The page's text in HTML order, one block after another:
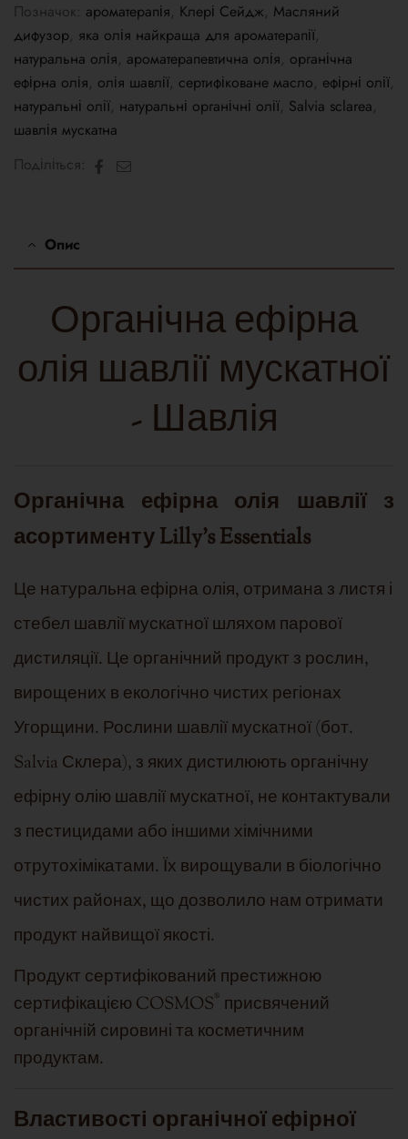
Позначок: ароматерапія, Клері Сейдж, Масляний
дифузор, яка олія найкраща для ароматерапії,
натуральна олія, ароматерапевтична олія, органічна
ефірна олія, олія шавлії, сертифіковане масло, ефірні олії,
натуральні олії, натуральні органічні олії, Salvia sclarea,
шавлія мускатна
Поділіться:
Facebook
Електронна
Опис
Органічна ефірна
олія шавлії мускатної
- Шавлія
Органічна ефірна олія шавлії з
асортименту Lilly's Essentials
Це натуральна ефірна олія, отримана з листя і
стебел шавлії мускатної шляхом парової
дистиляції. Це органічний продукт з рослин,
вирощених в екологічно чистих регіонах
Угорщини. Рослини шавлії мускатної (бот.
Salvia Склера), з яких дистилюють органічну
ефірну олію шавлії мускатної, не контактували
з пестицидами або іншими хімічними
отрутохімікатами. Їх вирощували в біологічно
чистих районах, що дозволило нам отримати
продукт найвищої якості.
Продукт сертифікований престижною
сертифікацією COSMOS® присвячений
органічній сировині та косметичним
продуктам.
Властивості органічної ефірної